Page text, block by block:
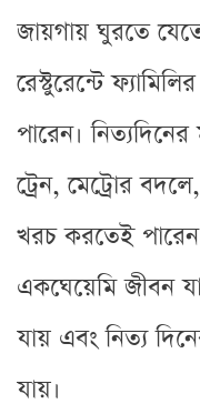
জায়গায় ঘুরতে
রেস্টুরেন্টে
পারেন।
ট্রেন, মেট্রোর
খরচ করতেই
একঘেয়েমি জীবন
যায় এবং নিত্য
যায়।